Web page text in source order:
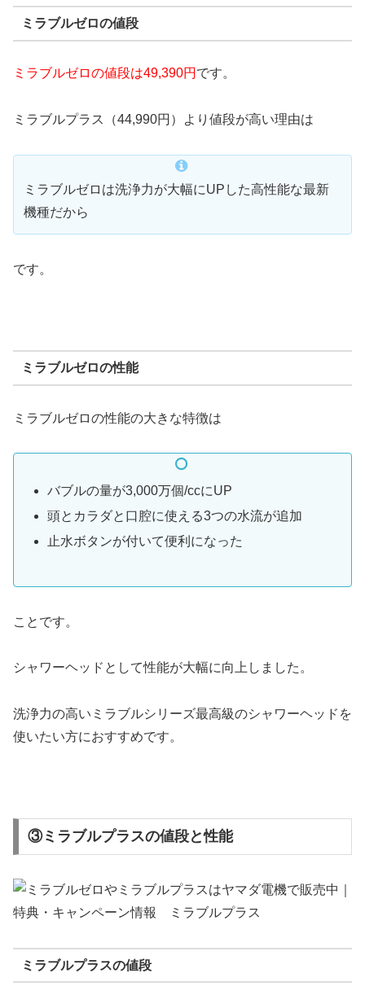
ミラブルゼロの値段
ミラブルゼロの値段は49,390円 です。
ミラブルプラス（44,990円）より値段が高い理由は
ミラブルゼロは洗浄力が大幅にUPした高性能な最新
機種だから
です。
ミラブルゼロの性能
ミラブルゼロの性能の大きな特徴は
バブルの量が3,000万個/ccにUP
頭とカラダと口腔に使える3つの水流が追加
止水ボタンが付いて便利になった
ことです。
シャワーヘッドとして性能が大幅に向上しました。
洗浄力の高いミラブルシリーズ最高級のシャワーヘッドを
使いたい方におすすめです。
③ミラブルプラスの値段と性能
ミラブルプラスの値段